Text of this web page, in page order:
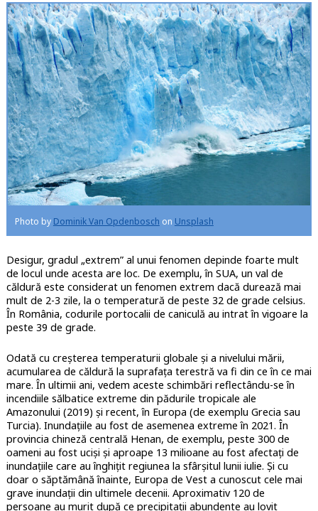
Photo by Dominik Van Opdenbosch on Unsplash
Desigur, gradul „extrem” al unui fenomen depinde foarte mult
de locul unde acesta are loc. De exemplu, în SUA, un val de
căldură este considerat un fenomen extrem dacă durează mai
mult de 2-3 zile, la o temperatură de peste 32 de grade celsius.
În România, codurile portocalii de caniculă au intrat în vigoare la
peste 39 de grade.
Odată cu creșterea temperaturii globale și a nivelului mării,
acumularea de căldură la suprafața terestră va fi din ce în ce mai
mare. În ultimii ani, vedem aceste schimbări reflectându-se în
incendiile sălbatice extreme din pădurile tropicale ale
Amazonului (2019) și recent, în Europa (de exemplu Grecia sau
Turcia). Inundațiile au fost de asemenea extreme în 2021. În
provincia chineză centrală Henan, de exemplu, peste 300 de
oameni au fost uciși și aproape 13 milioane au fost afectați de
inundațiile care au înghițit regiunea la sfârșitul lunii iulie. Și cu
doar o săptămână înainte, Europa de Vest a cunoscut cele mai
grave inundații din ultimele decenii. Aproximativ 120 de
persoane au murit după ce precipitații abundente au lovit